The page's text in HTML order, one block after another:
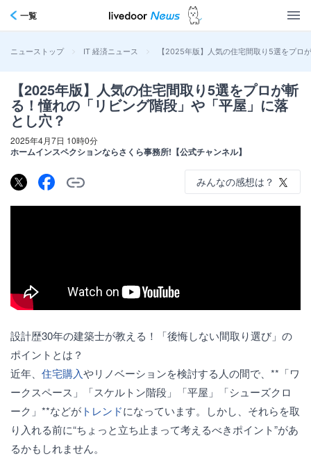
一覧
ニューストップ > IT 経済ニュース > 【2025年版】人気の住宅間取り5選をプロ
【2025年版】人気の住宅間取り5選をプロが斬
る！憧れの「リビング階段」や「平屋」に落
とし穴？
2025年4月7日 10時0分
ホームインスペクションならさくら事務所!【公式チャンネル】
みんなの感想は？
設計歴30年の建築士が教える！「後悔しない間取り選び」の
ポイントとは？
近年、 住宅購入やリノベーションを検討する人の間で、**「ワ
ークスペース」「スケルトン階段」「平屋」「シューズクロ
ーク」**などが トレンドになっています。しかし、それらを取
り入れる前に“ちょっと立ち止まって考えるべきポイント”があ
るかもしれません。